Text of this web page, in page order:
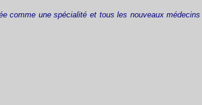
comme une spécialité et tous les nouveaux